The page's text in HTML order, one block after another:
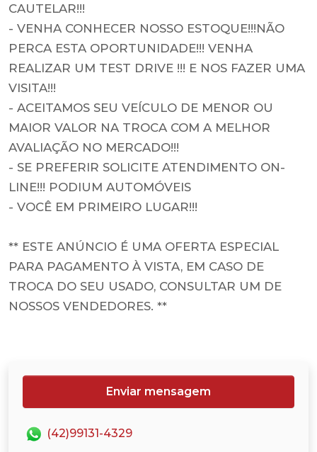
CAUTELAR!!!
- VENHA CONHECER NOSSO ESTOQUE!!!NÃO
PERCA ESTA OPORTUNIDADE!!! VENHA
REALIZAR UM TEST DRIVE !!! E NOS FAZER UMA
VISITA!!!
- ACEITAMOS SEU VEÍCULO DE MENOR OU
MAIOR VALOR NA TROCA COM A MELHOR
AVALIAÇÃO NO MERCADO!!!
- SE PREFERIR SOLICITE ATENDIMENTO ON-
LINE!!! PODIUM AUTOMÓVEIS
- VOCÊ EM PRIMEIRO LUGAR!!!
** ESTE ANÚNCIO É UMA OFERTA ESPECIAL
PARA PAGAMENTO À VISTA, EM CASO DE
TROCA DO SEU USADO, CONSULTAR UM DE
NOSSOS VENDEDORES. **
Enviar mensagem
(42)99131-4329